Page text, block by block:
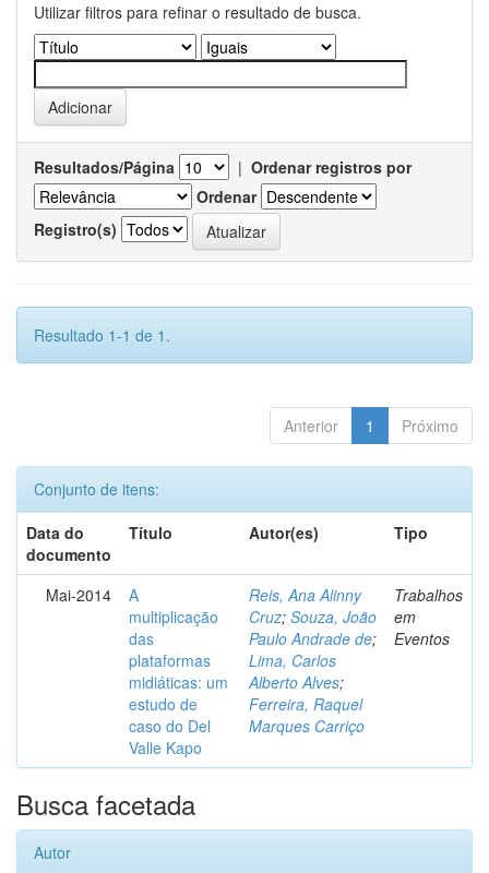
Utilizar filtros para refinar o resultado de busca.
Resultados/Página | Ordenar registros por
Ordenar
Registro(s)
Resultado 1-1 de 1.
Anterior 1 Próximo
Conjunto de itens:
Data do
documento
Título Autor(es) Tipo
Mai-2014
A
multiplicação
das
plataformas
midiáticas: um
estudo de
caso do Del
Valle Kapo
Reis, Ana Alinny
Cruz; Souza, João
Paulo Andrade de;
Lima, Carlos
Alberto Alves;
Ferreira, Raquel
Marques Carriço
Trabalhos
em
Eventos
Busca facetada
Autor